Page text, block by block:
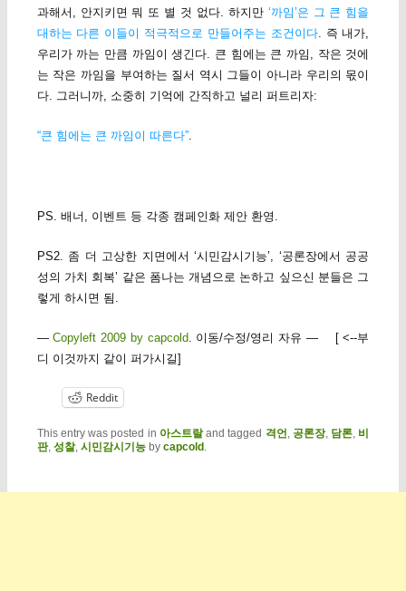
과해서, 안지키면 뭐 또 별 것 없다. 하지만 ‘까임’은 그 큰 힘을
대하는 다른 이들이 적극적으로 만들어주는 조건이다. 즉 내가,
우리가 까는 만큼 까임이 생긴다. 큰 힘에는 큰 까임, 작은 것에
는 작은 까임을 부여하는 질서 역시 그들이 아니라 우리의 몫이
다. 그러니까, 소중히 기억에 간직하고 널리 퍼트리자:
“큰 힘에는 큰 까임이 따른다”.
PS. 배너, 이벤트 등 각종 캠페인화 제안 환영.
PS2. 좀 더 고상한 지면에서 ‘시민감시기능’, ‘공론장에서 공공
성의 가치 회복’ 같은 폼나는 개념으로 논하고 싶으신 분들은 그
렇게 하시면 됨.
—Copyleft 2009 by capcold . 이동/수정/영리 자유 — [ <--부
디 이것까지 같이 퍼가시길]
Reddit
This entry was posted in 아스트랄and tagged 격언, 공론장, 담론, 비
판, 성찰, 시민감시기능by capcold .